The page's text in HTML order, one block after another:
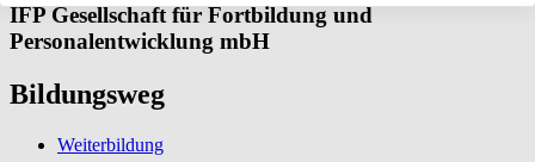
IFP Gesellschaft für Fortbildung und
Personalentwicklung mbH
Bildungsweg
Weiterbildung